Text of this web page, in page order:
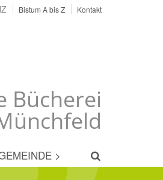
Bücherei
Bistum A bis Z Kontakt
>